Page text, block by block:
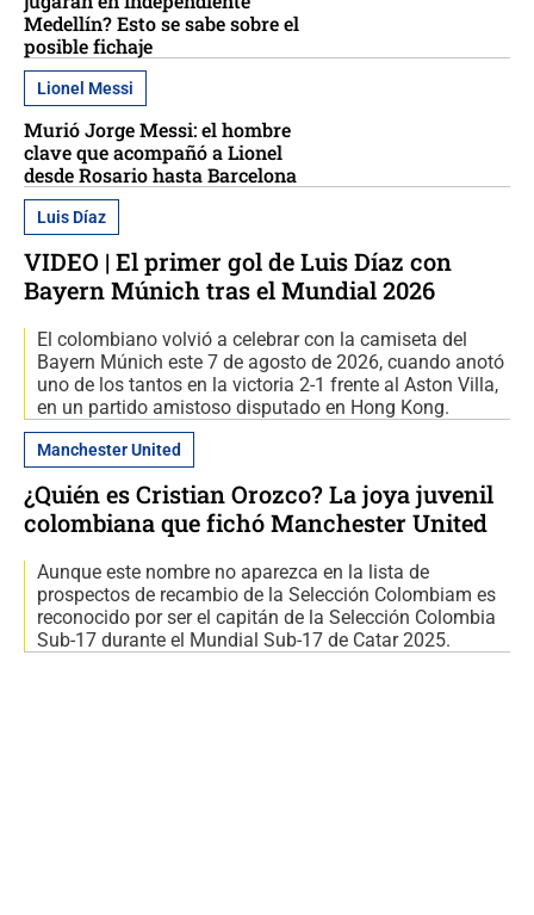
Medellín? Esto se sabe sobre el
posible fichaje
Lionel Messi
Murió Jorge Messi: el hombre
clave que acompañó a Lionel
desde Rosario hasta Barcelona
Luis Díaz
VIDEO | El primer gol de Luis Díaz con
Bayern Múnich tras el Mundial 2026
El colombiano volvió a celebrar con la camiseta del
Bayern Múnich este 7 de agosto de 2026, cuando anotó
uno de los tantos en la victoria 2-1 frente al Aston Villa,
en un partido amistoso disputado en Hong Kong.
Manchester United
¿Quién es Cristian Orozco? La joya juvenil
colombiana que fichó Manchester United
Aunque este nombre no aparezca en la lista de
prospectos de recambio de la Selección Colombiam es
reconocido por ser el capitán de la Selección Colombia
Sub-17 durante el Mundial Sub-17 de Catar 2025.